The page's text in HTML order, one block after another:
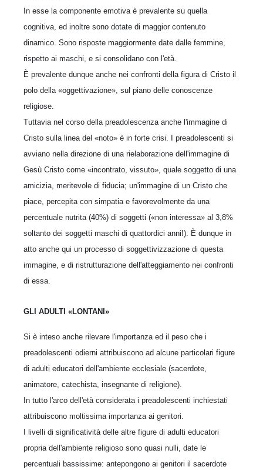
In esse la componente emotiva è prevalente su quella
cognitiva, ed inoltre sono dotate di maggior contenuto
dinamico. Sono risposte maggiormente date dalle femmine,
rispetto ai maschi, e si consolidano con l'età.
È prevalente dunque anche nei confronti della figura di Cristo il
polo della «oggettivazione», sul piano delle conoscenze
religiose.
Tuttavia nel corso della preadolescenza anche l'immagine di
Cristo sulla linea del «noto» è in forte crisi. I preadolescenti si
avviano nella direzione di una rielaborazione dell'immagine di
Gesù Cristo come «incontrato, vissuto», quale soggetto di una
amicizia, meritevole di fiducia; un'immagine di un Cristo che
piace, percepita con simpatia e favorevolmente da una
percentuale nutrita (40%) di soggetti («non interessa» al 3,8%
soltanto dei soggetti maschi di quattordici anni!). È dunque in
atto anche qui un processo di soggettivizzazione di questa
immagine, e di ristrutturazione dell'atteggiamento nei confronti
di essa.
GLI ADULTI «LONTANI»
Si è inteso anche rilevare l'importanza ed il peso che i
preadolescenti odierni attribuiscono ad alcune particolari figure
di adulti educatori dell'ambiente ecclesiale (sacerdote,
animatore, catechista, insegnante di religione).
In tutto l'arco dell'età considerata i preadolescenti inchiestati
attribuiscono moltissima importanza ai genitori.
I livelli di significatività delle altre figure di adulti educatori
propria dell'ambiente religioso sono quasi nulli, date le
percentuali bassissime: antepongono ai genitori il sacerdote